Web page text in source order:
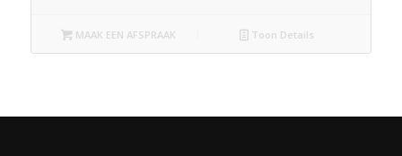
MAAK EEN AFSPRAAK Toon Details